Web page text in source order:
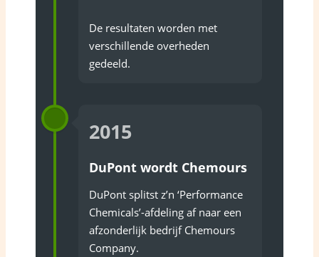
De resultaten worden met
verschillende overheden
gedeeld.
2015
DuPont wordt Chemours
DuPont splitst z’n ‘Performance
Chemicals’-afdeling af naar een
afzonderlijk bedrijf Chemours
Company.